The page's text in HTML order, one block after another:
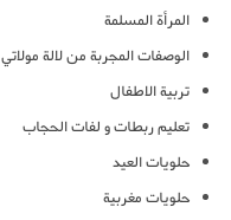
المرأة المسلمة
الوصفات المجربة من لالة مولاتي
تربية الاطفال
تعليم ربطات و لفات الحجاب
حلويات العيد
حلويات مغربية